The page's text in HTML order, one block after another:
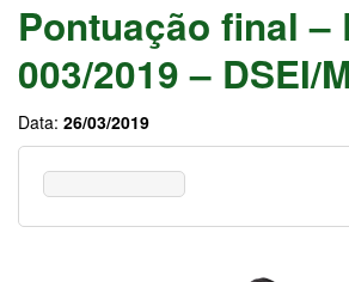
Pontuação final –
003/2019 – DSEI/
Data: 26/03/2019